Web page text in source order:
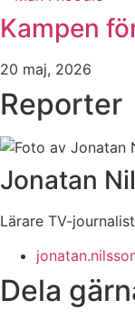
Kampen
20 maj, 2026
Reporter
Jonatan
Lärare TV-
Dela